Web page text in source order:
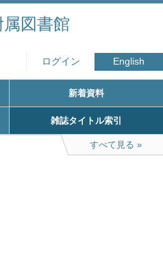
図書館
ログイン English
新着資料
雑誌タイトル索引
すべて見る